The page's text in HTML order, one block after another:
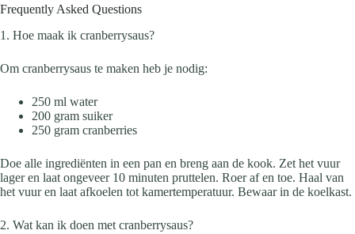
Frequently Asked Questions
1. Hoe maak ik cranberrysaus?
Om cranberrysaus te maken heb je nodig:
250 ml water
200 gram suiker
250 gram cranberries
Doe alle ingrediënten in een pan en breng aan de kook. Zet het vuur
lager en laat ongeveer 10 minuten pruttelen. Roer af en toe. Haal van
het vuur en laat afkoelen tot kamertemperatuur. Bewaar in de koelkast.
2. Wat kan ik doen met cranberrysaus?